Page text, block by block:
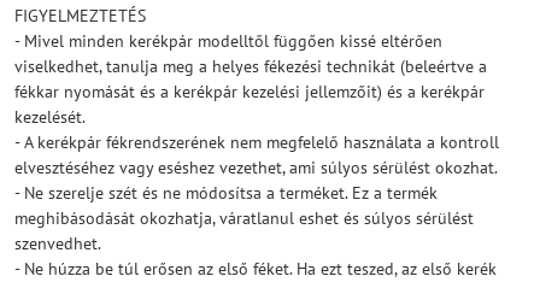
FIGYELMEZTETÉS
- Mivel minden kerékpár modelltől függően kissé eltérően
viselkedhet, tanulja meg a helyes fékezési technikát (beleértve a
fékkar nyomását és a kerékpár kezelési jellemzőit) és a kerékpár
kezelését.
- A kerékpár fékrendszerének nem megfelelő használata a kontroll
elvesztéséhez vagy eséshez vezethet, ami súlyos sérülést okozhat.
- Ne szerelje szét és ne módosítsa a terméket. Ez a termék
meghibásodását okozhatja, váratlanul eshet és súlyos sérülést
szenvedhet.
- Ne húzza be túl erősen az első féket. Ha ezt teszed, az első kerék